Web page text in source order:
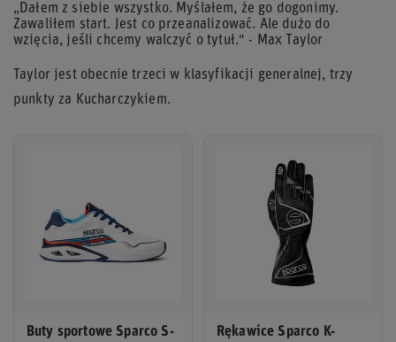
„Dałem z siebie wszystko. Myślałem, że go dogonimy.
Zawaliłem start. Jest co przeanalizować. Ale dużo do
wzięcia, jeśli chcemy walczyć o tytuł." - Max Taylor
Taylor jest obecnie trzeci w klasyfikacji generalnej, trzy
punkty za Kucharczykiem.
Buty sportowe Sparco S-
Rękawice Sparco K-